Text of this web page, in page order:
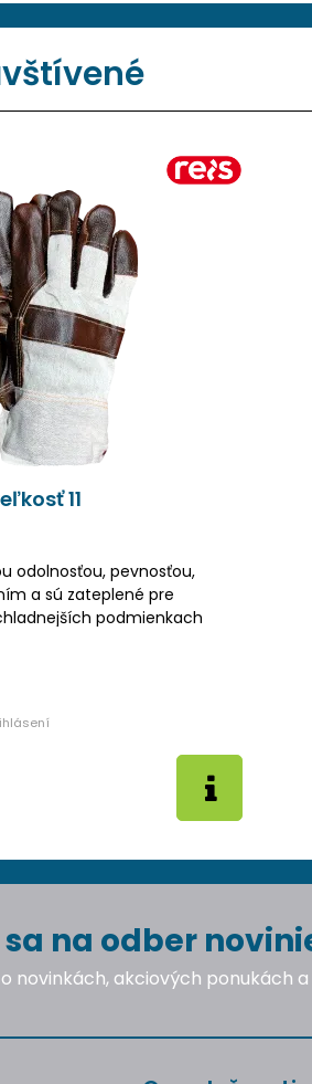
11
odolnosťou, pevnosťou,
a sú zateplené pre
podmienkach
na odber
novinkách, akciových ponukách